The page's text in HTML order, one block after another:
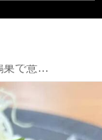
【満腹ドライブ】鶴巣で意気込み！東北大陸を駆け抜けろ！〜東北道鶴巣パーキングエリアの鶴巣ホルモン焼き定食〜